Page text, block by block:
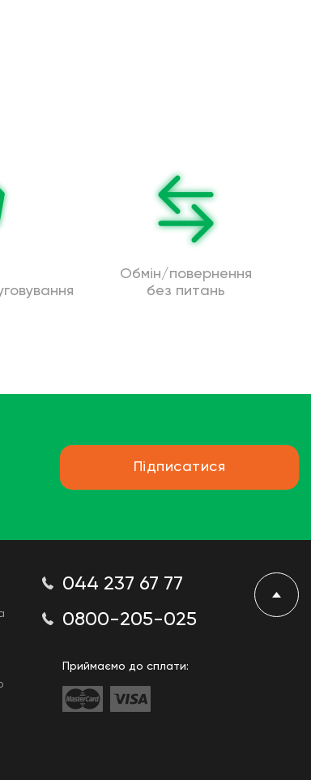
Обмін/повернення
без питань
Підписатися
044 237 67 77
0800-205-025
Приймаємо до сплати: